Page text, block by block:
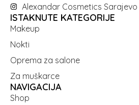
Alexandar Cosmetics Sarajevo
ISTAKNUTE KATEGORIJE
Makeup
Nokti
Oprema za salone
Za muškarce
NAVIGACIJA
Shop